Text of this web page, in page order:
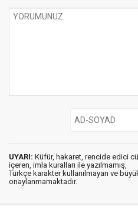
UYARI: Küfür, hakaret, rencide edici
içeren, imla kuralları ile yazılmamış,
Türkçe karakter kullanılmayan ve
onaylanmamaktadır.